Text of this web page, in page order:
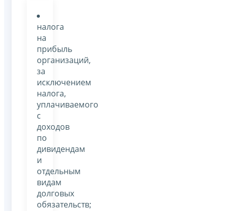
налога
на
прибыль
организаций,
за
исключением
налога,
уплачиваемого
с
доходов
по
дивидендам
и
отдельным
видам
долговых
обязательств;